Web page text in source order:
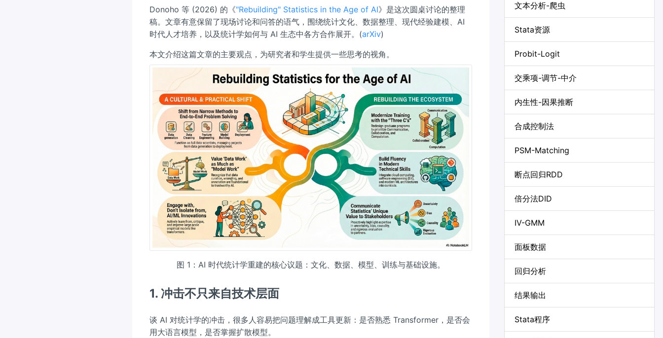
Donoho 等 (2026) 的《"Rebuilding" Statistics in the Age of AI》是这次圆桌讨论的整理
稿。文章有意保留了现场讨论和问答的语气，围绕统计文化、数据整理、现代经验建模、AI
时代人才培养，以及统计学如何与 AI 生态中各方合作展开。(arXiv)
本文介绍这篇文章的主要观点，为研究者和学生提供一些思考的视角。
图 1：AI 时代统计学重建的核心议题：文化、数据、模型、训练与基础设施。
1. 冲击不只来自技术层面
谈 AI 对统计学的冲击，很多人容易把问题理解成工具更新：是否熟悉 Transformer，是否会
用大语言模型，是否掌握扩散模型。
文本分析-爬虫
Stata资源
Probit-Logit
交乘项-调节-中介
内生性-因果推断
合成控制法
PSM-Matching
断点回归RDD
倍分法DID
IV-GMM
面板数据
回归分析
结果输出
Stata程序